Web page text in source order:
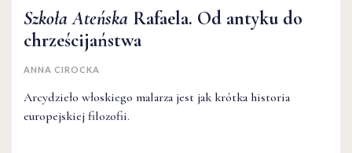
Szkoła Ateńska Rafaela. Od antyku do
chrześcijaństwa
ANNA CIROCKA
Arcydzieło włoskiego malarza jest jak krótka historia
europejskiej filozofii.